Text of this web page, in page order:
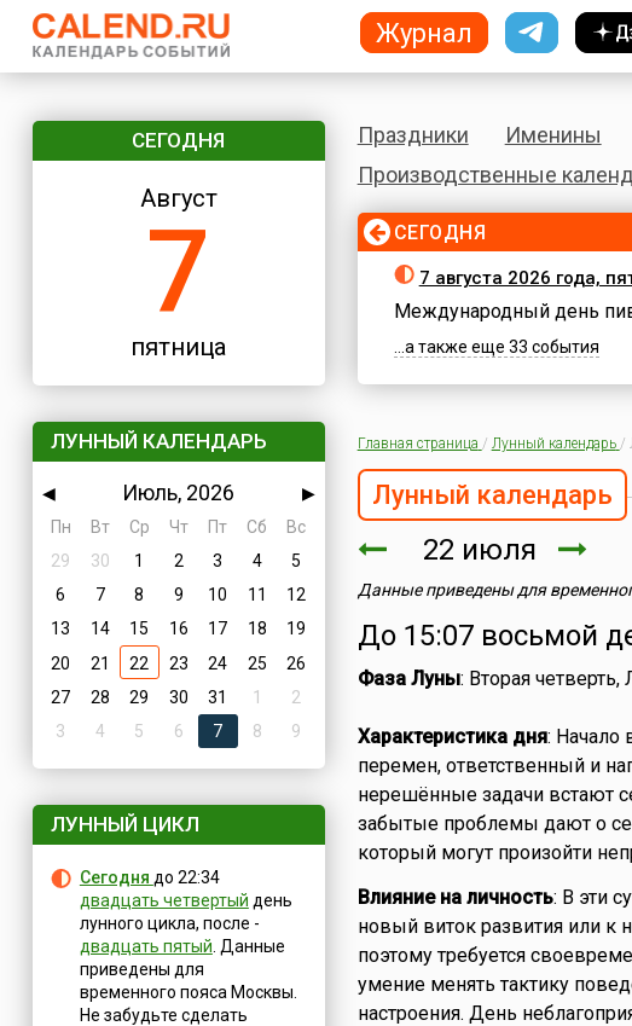
СЕГОДНЯ
Август
7
пятница
ЛУННЫЙ КАЛЕНДАРЬ
◀ Июль, 2026
▶
Пн
Вт Ср Чт Пт Сб
Вс
29
30 1 2 3 4
5
6
7 8 9 10 11
12
13
14 15 16 17 18
19
20
21 22 23 24 25
26
27
28 29 30 31 1
2
3
4 5 6 7 8 9
ЛУННЫЙ ЦИКЛ
Сегодня до 22:34
двадцать четвертый день
лунного цикла, после -
двадцать пятый . Данные
приведены для
временного пояса Москвы.
Не забудьте сделать
Праздники Именины
Производственные
СЕГОДНЯ
7 августа 2026 года,
Международный день
...а также еще 33 события
Главная страница / Лунный календарь /
Лунный календарь
22 июля
Данные приведены для
До 15:07 восьмой
Фаза Луны: Вторая четверть,
Характеристика дня: Начало
перемен, ответственный и
нерешённые задачи встают
забытые проблемы дают о
который могут произойти
Влияние на личность: В эти
новый виток развития или
поэтому требуется
умение менять тактику
настроения. День
Журнал